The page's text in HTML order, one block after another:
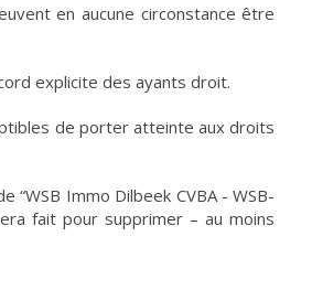
en aucune circonstance être
explicite des ayants droit.
de porter atteinte aux droits
Immo Dilbeek CVBA - WSB-
fait pour supprimer – au moins